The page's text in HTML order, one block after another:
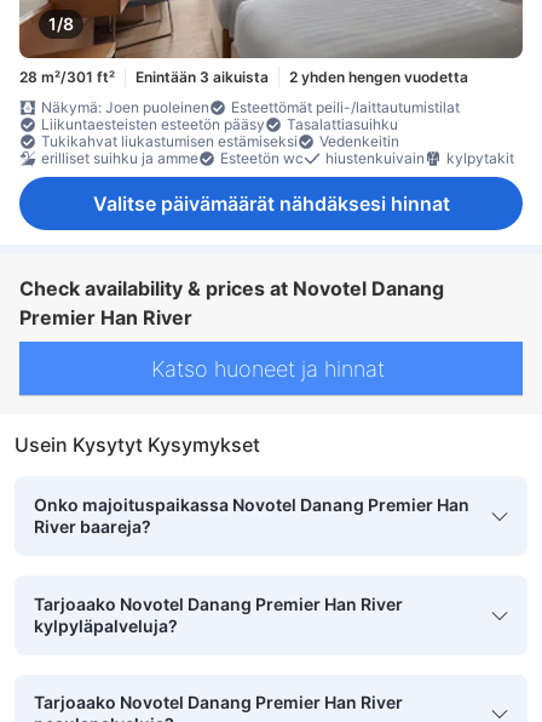
1/8
28 m²/301 ft² Enintään 3 aikuista
2 yhden hengen vuodetta
Näkymä: Joen puoleinen
Esteettömät peili-/laittautumistilat
Liikuntaesteisten esteetön pääsy
Tasalattiasuihku
Tukikahvat liukastumisen estämiseksi
Vedenkeitin
erilliset suihku ja amme
Esteetön wc hiustenkuivain kylpytakit
Valitse päivämäärät nähdäksesi hinnat
Check availability & prices at Novotel Danang
Premier Han River
Katso huoneet ja hinnat
Usein Kysytyt Kysymykset
Onko majoituspaikassa Novotel Danang Premier Han
River baareja?
Tarjoaako Novotel Danang Premier Han River
kylpyläpalveluja?
Tarjoaako Novotel Danang Premier Han River